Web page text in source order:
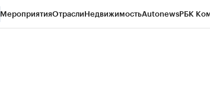
МероприятияОтраслиНедвижимостьAutonewsРБК